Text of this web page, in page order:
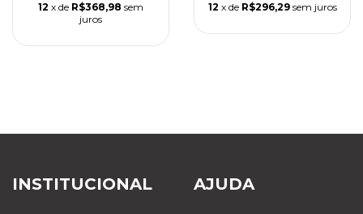
12 x de R$368,98 sem
juros
12 x de R$296,29 sem juros
INSTITUCIONAL AJUDA